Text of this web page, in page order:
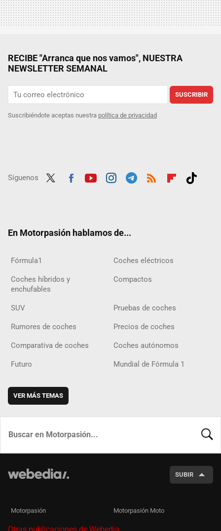
RECIBE "Arranca que nos vamos", NUESTRA
NEWSLETTER SEMANAL
SUSCRIBIR
Suscribiéndote aceptas nuestra política de privacidad
Síguenos
En Motorpasión hablamos de...
Fórmula1 Coches eléctricos
Coches híbridos y
enchufables
Compactos
SUV Pruebas de coches
Rumores de coches Precios de coches
Comparativa de coches Coches autónomos
Futuro Mundial de Fórmula 1
VER MÁS TEMAS
SUBIR
Motorpasión Motorpasión Moto
Otras publicaciones de Webedia